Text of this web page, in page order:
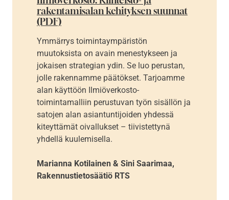
rakentamisalan kehityksen suunnat
(PDF)
Ymmärrys toimintaympäristön
muutoksista on avain menestykseen ja
jokaisen strategian ydin. Se luo perustan,
jolle rakennamme päätökset. Tarjoamme
alan käyttöön Ilmiöverkosto-
toimintamalliin perustuvan työn sisällön ja
satojen alan asiantuntijoiden yhdessä
kiteyttämät oivallukset – tiivistettynä
yhdellä kuulemisella.
Marianna Kotilainen & Sini Saarimaa,
Rakennustietosäätiö RTS